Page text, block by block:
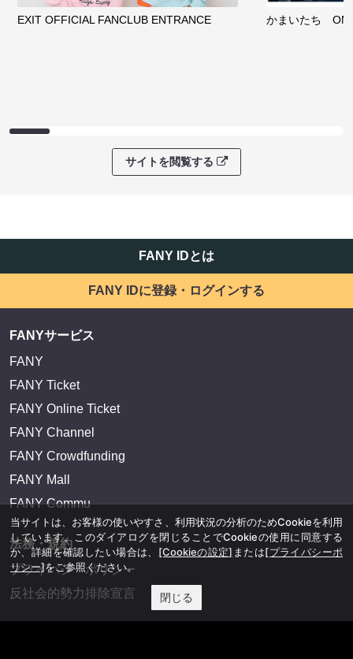
EXIT OFFICIAL FANCLUB ENTRANCE かまいたち
サイトを閲覧する
FANY IDとは
FANY IDに登録・ログインする
FANYサービス
FANY
FANY Ticket
FANY Online Ticket
FANY Channel
FANY Crowdfunding
FANY Mall
FANY Commu
法務・規約
プライバシーポリシー
反社会的勢力排除宣言
当サイトは、お客様の使いやすさ、利用状況の分析のためCookieを利用
しています。このダイアログを閉じることでCookieの使用に同意する
か、詳細を確認したい場合は、 [Cookieの設定] または[プライバシーポ
リシー]をご参照ください。
閉じる